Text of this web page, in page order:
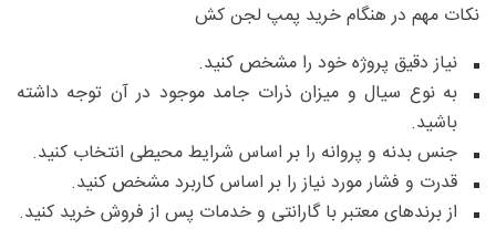
نکات مهم در هنگام خرید پمپ لجن کش
نیاز دقیق پروژه خود را مشخص کنید.
به نوع سیال و میزان ذرات جامد موجود در آن توجه داشته
باشید.
جنس بدنه و پروانه را بر اساس شرایط محیطی انتخاب کنید.
قدرت و فشار مورد نیاز را بر اساس کاربرد مشخص کنید.
از برندهای معتبر با گارانتی و خدمات پس از فروش خرید کنید.